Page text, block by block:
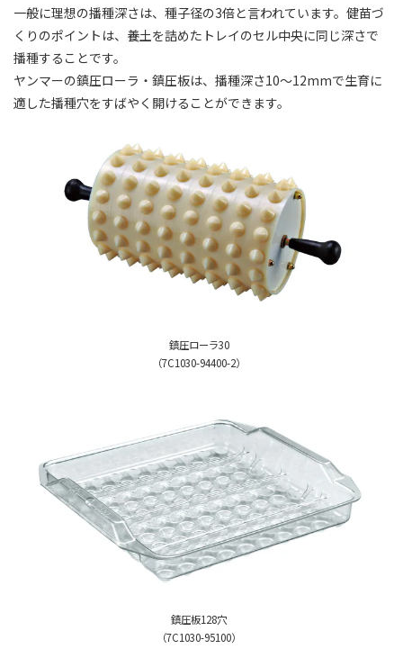
一般に理想の播種深さは、種子径の3倍と言われています。健苗づ
くりのポイントは、養土を詰めたトレイのセル中央に同じ深さで
播種することです。
ヤンマーの鎮圧ローラ・鎮圧板は、播種深さ10～12mmで生育に
適した播種穴をすばやく開けることができます。
鎮圧ローラ30
（7C1030-94400-2）
鎮圧板128穴
（7C1030-95100）